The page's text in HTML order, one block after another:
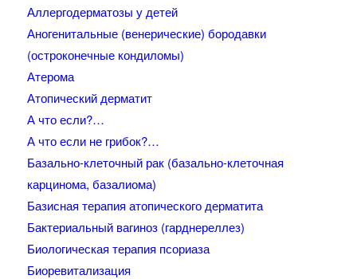
Аллергодерматозы у детей
Аногенитальные (венерические) бородавки
(остроконечные кондиломы)
Атерома
Атопический дерматит
А что если?…
А что если не грибок?…
Базально-клеточный рак (базально-клеточная
карцинома, базалиома)
Базисная терапия атопического дерматита
Бактериальный вагиноз (гарднереллез)
Биологическая терапия псориаза
Биоревитализация